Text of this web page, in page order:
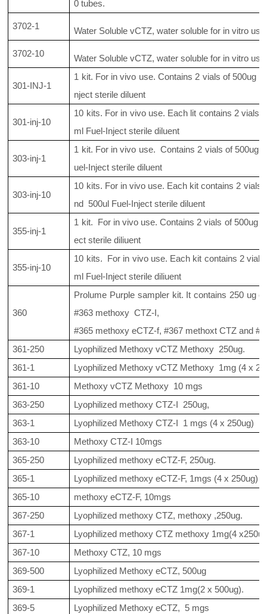
0 tubes.
3702-1 Water Soluble vCTZ, water soluble for in vitro
3702-10 Water Soluble vCTZ, water soluble for in vitro
301-INJ-1
1 kit. For in vivo use. Contains 2 vials of 500ug
nject sterile diluent
301-inj-10
10 kits. For in vivo use. Each lit contains 2 vials
ml Fuel-Inject sterile diluent
303-inj-1
1 kit. For in vivo use. Contains 2 vials of 500ug
uel-Inject sterile diluent
303-inj-10
10 kits. For in vivo use. Each kit contains 2 vials
nd 500ul Fuel-Inject sterile diluent
355-inj-1
1 kit. For in vivo use. Contains 2 vials of 500ug
ect sterile diliuent
355-inj-10
10 kits. For in vivo use. Each kit contains 2 vials
ml Fuel-Inject sterile diliuent
360
Prolume Purple sampler kit. It contains 250 ug
#363 methoxy CTZ-I,
#365 methoxy eCTZ-f, #367 methoxt CTZ and
361-250
Lyophilized Methoxy vCTZ Methoxy 250ug.
361-1
Lyophilized Methoxy vCTZ Methoxy 1mg (4 x
361-10
Methoxy vCTZ Methoxy 10 mgs
363-250
Lyophilized methoxy CTZ-I 250ug,
363-1
Lyophilized Methoxy CTZ-I 1 mgs (4 x 250ug)
363-10
Methoxy CTZ-I 10mgs
365-250
Lyophilized methoxy eCTZ-F, 250ug.
365-1
Lyophilized methoxy eCTZ-F, 1mgs (4 x 250ug)
365-10
methoxy eCTZ-F, 10mgs
367-250
Lyophilized methoxy CTZ, methoxy ,250ug.
367-1
Lyophilized methoxy CTZ methoxy 1mg(4
367-10
Methoxy CTZ, 10 mgs
369-500
Lyophilized Methoxy eCTZ, 500ug
369-1
Lyophilized methoxy eCTZ 1mg(2 x 500ug).
369-5
Lyophilized Methoxy eCTZ, 5 mgs